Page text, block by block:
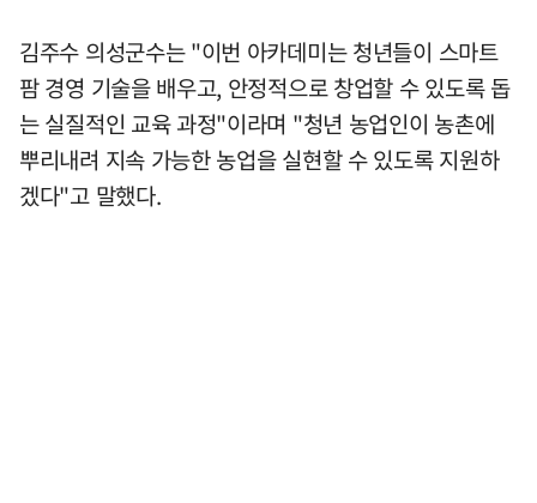
김주수 의성군수는 "이번 아카데미는 청년들이 스마트
팜 경영 기술을 배우고, 안정적으로 창업할 수 있도록 돕
는 실질적인 교육 과정"이라며 "청년 농업인이 농촌에
뿌리내려 지속 가능한 농업을 실현할 수 있도록 지원하
겠다"고 말했다.